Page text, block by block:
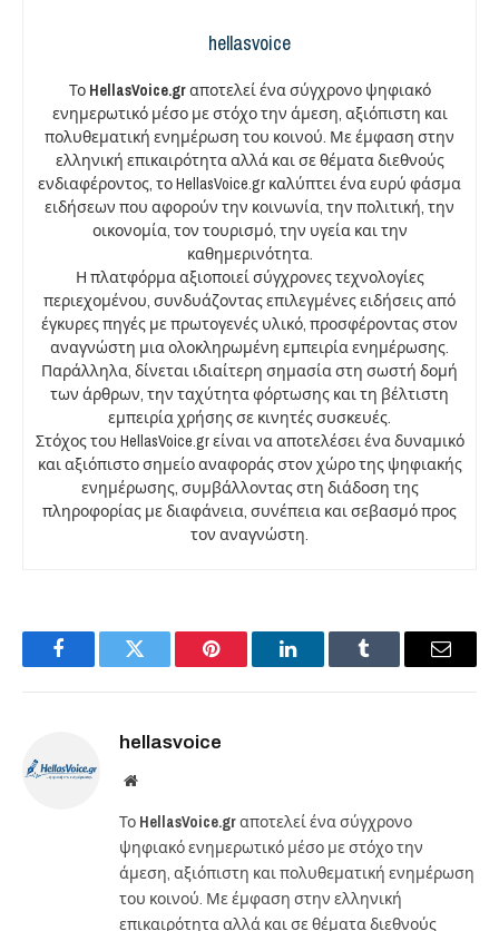
hellasvoice
Το HellasVoice.grαποτελεί ένα σύγχρονο ψηφιακό
ενημερωτικό μέσο με στόχο την άμεση, αξιόπιστη και
πολυθεματική ενημέρωση του κοινού. Με έμφαση στην
ελληνική επικαιρότητα αλλά και σε θέματα διεθνούς
ενδιαφέροντος, το HellasVoice.gr καλύπτει ένα ευρύ φάσμα
ειδήσεων που αφορούν την κοινωνία, την πολιτική, την
οικονομία, τον τουρισμό, την υγεία και την
καθημερινότητα.
Η πλατφόρμα αξιοποιεί σύγχρονες τεχνολογίες
περιεχομένου, συνδυάζοντας επιλεγμένες ειδήσεις από
έγκυρες πηγές με πρωτογενές υλικό, προσφέροντας στον
αναγνώστη μια ολοκληρωμένη εμπειρία ενημέρωσης.
Παράλληλα, δίνεται ιδιαίτερη σημασία στη σωστή δομή
των άρθρων, την ταχύτητα φόρτωσης και τη βέλτιστη
εμπειρία χρήσης σε κινητές συσκευές.
Στόχος του HellasVoice.gr είναι να αποτελέσει ένα δυναμικό
και αξιόπιστο σημείο αναφοράς στον χώρο της ψηφιακής
ενημέρωσης, συμβάλλοντας στη διάδοση της
πληροφορίας με διαφάνεια, συνέπεια και σεβασμό προς
τον αναγνώστη.
FacebookTwitter Pinterest LinkedInTumblr Email
hellasvoice
Website
Το HellasVoice.grαποτελεί ένα σύγχρονο
ψηφιακό ενημερωτικό μέσο με στόχο την
άμεση, αξιόπιστη και πολυθεματική ενημέρωση
του κοινού. Με έμφαση στην ελληνική
επικαιρότητα αλλά και σε θέματα διεθνούς